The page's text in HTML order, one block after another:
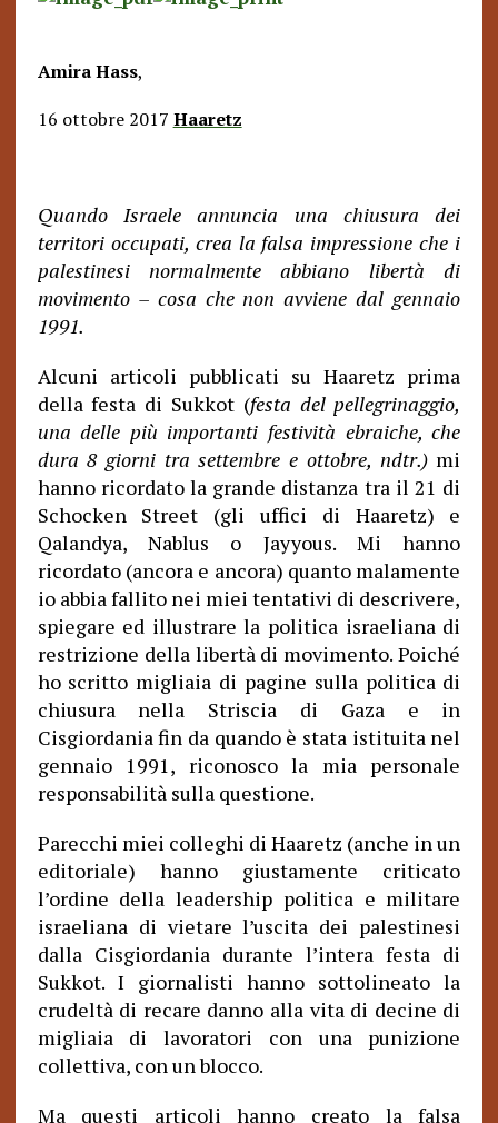
Amira Hass,
16 ottobre 2017 Haaretz
Quando Israele annuncia una chiusura dei
territori occupati, crea la falsa impressione che i
palestinesi normalmente abbiano libertà di
movimento – cosa che non avviene dal gennaio
1991.
Alcuni articoli pubblicati su Haaretz prima
della festa di Sukkot (festa del pellegrinaggio,
una delle più importanti festività ebraiche, che
dura 8 giorni tra settembre e ottobre, ndtr.)mi
hanno ricordato la grande distanza tra il 21 di
Schocken Street (gli uffici di Haaretz) e
Qalandya, Nablus o Jayyous. Mi hanno
ricordato (ancora e ancora) quanto malamente
io abbia fallito nei miei tentativi di descrivere,
spiegare ed illustrare la politica israeliana di
restrizione della libertà di movimento. Poiché
ho scritto migliaia di pagine sulla politica di
chiusura nella Striscia di Gaza e in
Cisgiordania fin da quando è stata istituita nel
gennaio 1991, riconosco la mia personale
responsabilità sulla questione.
Parecchi miei colleghi di Haaretz (anche in un
editoriale) hanno giustamente criticato
l’ordine della leadership politica e militare
israeliana di vietare l’uscita dei palestinesi
dalla Cisgiordania durante l’intera festa di
Sukkot. I giornalisti hanno sottolineato la
crudeltà di recare danno alla vita di decine di
migliaia di lavoratori con una punizione
collettiva, con un blocco.
Ma questi articoli hanno creato la falsa